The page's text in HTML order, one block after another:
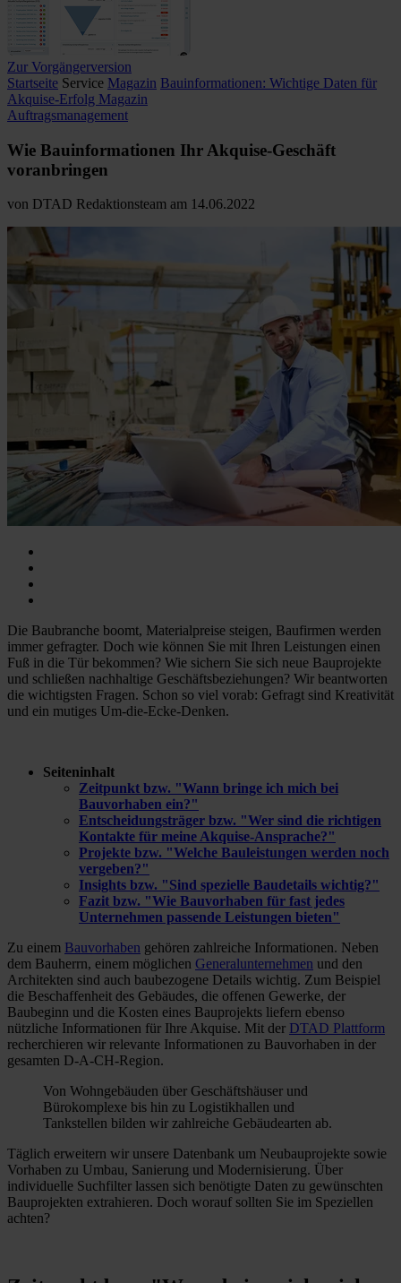
Zur Vorgängerversion
Startseite Service Magazin Bauinformationen: Wichtige Daten für
Akquise-Erfolg Magazin
Auftragsmanagement
Wie Bauinformationen Ihr Akquise-Geschäft
voranbringen
von DTAD Redaktionsteam am 14.06.2022
Die Baubranche boomt, Materialpreise steigen, Baufirmen werden
immer gefragter. Doch wie können Sie mit Ihren Leistungen einen
Fuß in die Tür bekommen? Wie sichern Sie sich neue Bauprojekte
und schließen nachhaltige Geschäftsbeziehungen? Wir beantworten
die wichtigsten Fragen. Schon so viel vorab: Gefragt sind Kreativität
und ein mutiges Um-die-Ecke-Denken.
Seiteninhalt
Zeitpunkt bzw. "Wann bringe ich mich bei
Bauvorhaben ein?"
Entscheidungsträger bzw. "Wer sind die richtigen
Kontakte für meine Akquise-Ansprache?"
Projekte bzw. "Welche Bauleistungen werden noch
vergeben?"
Insights bzw. "Sind spezielle Baudetails wichtig?"
Fazit bzw. "Wie Bauvorhaben für fast jedes
Unternehmen passende Leistungen bieten"
Zu einem Bauvorhaben gehören zahlreiche Informationen. Neben
dem Bauherrn, einem möglichen Generalunternehmen und den
Architekten sind auch baubezogene Details wichtig. Zum Beispiel
die Beschaffenheit des Gebäudes, die offenen Gewerke, der
Baubeginn und die Kosten eines Bauprojekts liefern ebenso
nützliche Informationen für Ihre Akquise. Mit der DTAD Plattform
recherchieren wir relevante Informationen zu Bauvorhaben in der
gesamten D-A-CH-Region.
Von Wohngebäuden über Geschäftshäuser und
Bürokomplexe bis hin zu Logistikhallen und
Tankstellen bilden wir zahlreiche Gebäudearten ab.
Täglich erweitern wir unsere Datenbank um Neubauprojekte sowie
Vorhaben zu Umbau, Sanierung und Modernisierung. Über
individuelle Suchfilter lassen sich benötigte Daten zu gewünschten
Bauprojekten extrahieren. Doch worauf sollten Sie im Speziellen
achten?